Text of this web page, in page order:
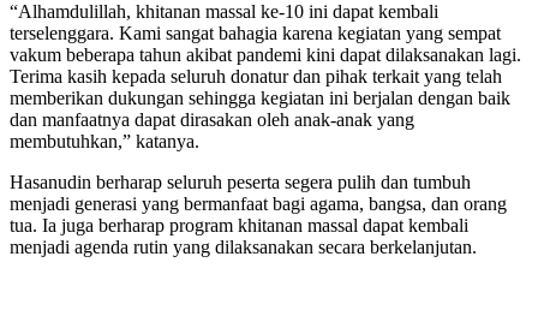
“Alhamdulillah, khitanan massal ke-10 ini dapat kembali
terselenggara. Kami sangat bahagia karena kegiatan yang sempat
vakum beberapa tahun akibat pandemi kini dapat dilaksanakan lagi.
Terima kasih kepada seluruh donatur dan pihak terkait yang telah
memberikan dukungan sehingga kegiatan ini berjalan dengan baik
dan manfaatnya dapat dirasakan oleh anak-anak yang
membutuhkan,” katanya.
Hasanudin berharap seluruh peserta segera pulih dan tumbuh
menjadi generasi yang bermanfaat bagi agama, bangsa, dan orang
tua. Ia juga berharap program khitanan massal dapat kembali
menjadi agenda rutin yang dilaksanakan secara berkelanjutan.